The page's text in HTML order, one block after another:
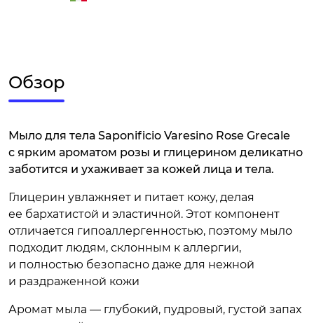
Обзор
Мыло для тела Saponificio Varesino Rose Grecale
с ярким ароматом розы и глицерином деликатно
заботится и ухаживает за кожей лица и тела.
Глицерин увлажняет и питает кожу, делая
ее бархатистой и эластичной. Этот компонент
отличается гипоаллергенностью, поэтому мыло
подходит людям, склонным к аллергии,
и полностью безопасно даже для нежной
и раздраженной кожи
Аромат мыла — глубокий, пудровый, густой запах